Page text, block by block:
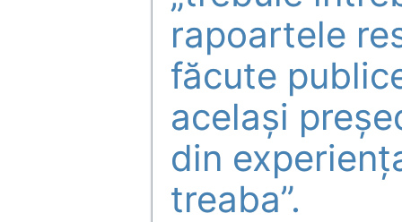
rapoartele
făcute
același
din
treaba”.